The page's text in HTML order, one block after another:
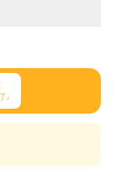
♩